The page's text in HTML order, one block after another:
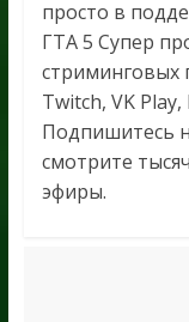
просто в
ГТА 5 Супер
стриминговых
Twitch, VK Play,
Подпишитесь
смотрите
эфиры.